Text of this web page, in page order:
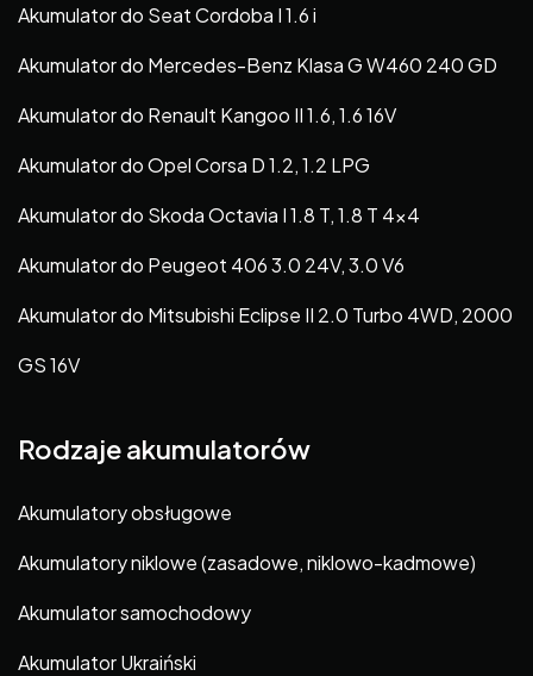
Akumulator do Seat Cordoba I 1.6 i
Akumulator do Mercedes-Benz Klasa G W460 240 GD
Akumulator do Renault Kangoo II 1.6, 1.6 16V
Akumulator do Opel Corsa D 1.2, 1.2 LPG
Akumulator do Skoda Octavia I 1.8 T, 1.8 T 4×4
Akumulator do Peugeot 406 3.0 24V, 3.0 V6
Akumulator do Mitsubishi Eclipse II 2.0 Turbo 4WD, 2000
GS 16V
Rodzaje akumulatorów
Akumulatory obsługowe
Akumulatory niklowe (zasadowe, niklowo-kadmowe)
Akumulator samochodowy
Akumulator Ukraiński